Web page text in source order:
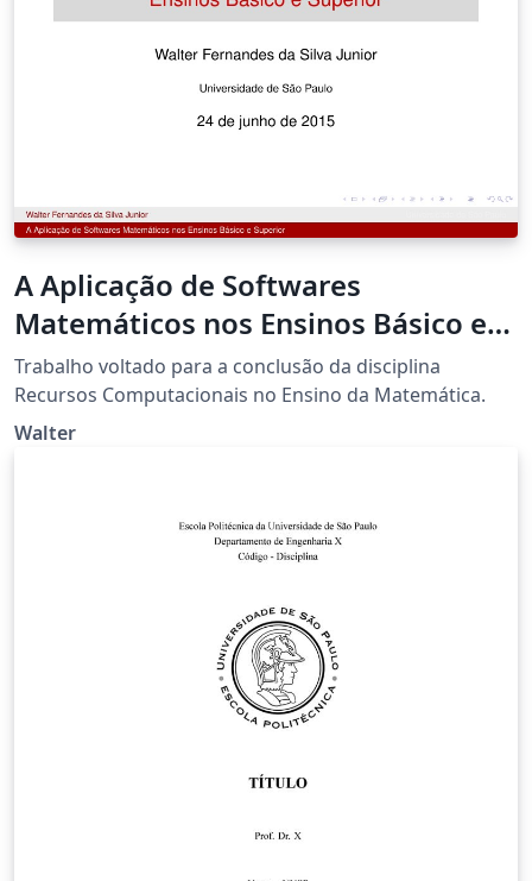
A Aplicação de Softwares
Matemáticos nos Ensinos Básico e
Superior
Trabalho voltado para a conclusão da disciplina
Recursos Computacionais no Ensino da Matemática.
Walter